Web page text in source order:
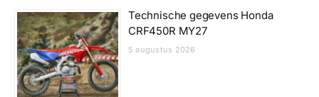
Technische gegevens Honda
CRF450R MY27
5 augustus 2026